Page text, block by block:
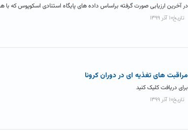
در آخرین ارزیابی صورت گرفته براساس داده‌ های پایگاه استنادی اسکوپوس که با
تاریخ۱۰ آذر ۱۳۹۹
مراقبت های تغذیه ای در دوران کرونا
برای دریافت کلیک کنید
تاریخ۱۰ آذر ۱۳۹۹